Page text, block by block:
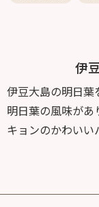
伊
伊豆大島の明日葉
明日葉の風味があ
キョンのかわいい